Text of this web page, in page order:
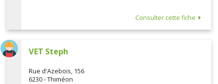
Consulter cette fiche
VET Steph
Rue d'Azebois, 156
6230 - Thiméon